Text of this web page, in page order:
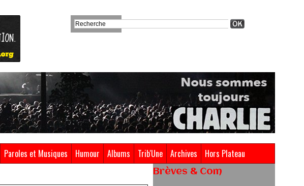
Paroles et Musiques Humour Albums Trib'Une Archives Hors Plateau
Brèves & Com